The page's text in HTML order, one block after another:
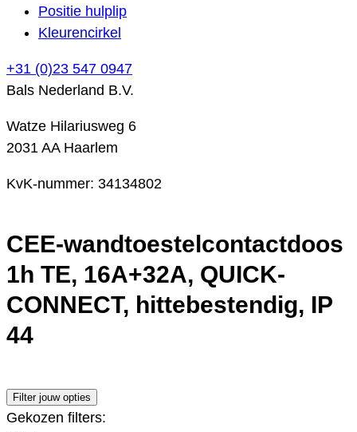
Positie hulplip
Kleurencirkel
+31 (0)23 547 0947
Bals Nederland B.V.
Watze Hilariusweg 6
2031 AA Haarlem
KvK-nummer: 34134802
CEE-wandtoestelcontactdoos
1h TE, 16A+32A, QUICK-
CONNECT, hittebestendig, IP
44
Filter jouw opties
Gekozen filters: